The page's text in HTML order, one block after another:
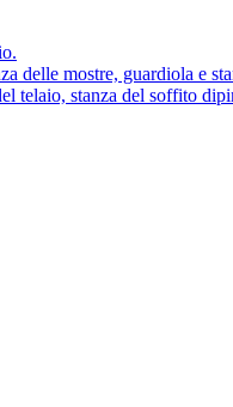
delle mostre, guardiola e
telaio, stanza del soffito